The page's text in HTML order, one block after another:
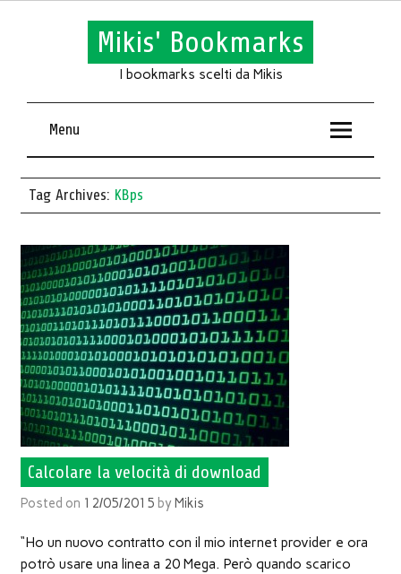
Mikis' Bookmarks
I bookmarks scelti da Mikis
Menu
Tag Archives: KBps
Calcolare la velocità di download
Posted on 12/05/2015 byMikis
“Ho un nuovo contratto con il mio internet provider e ora
potrò usare una linea a 20 Mega. Però quando scarico